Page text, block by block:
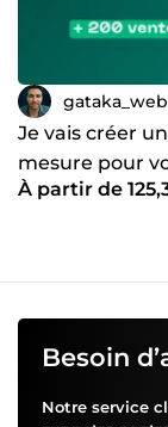
gataka_web
Je vais créer
mesure pour
À partir de
Besoin
Notre service